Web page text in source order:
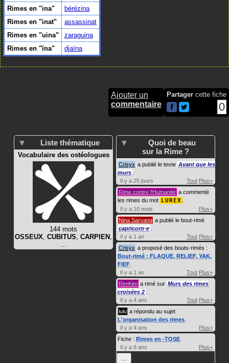
Rimes en "ina"
bérézina
Rimes en "inat"
assassinat
Rimes en "uina"
zaraguina
Rimes en "ïna"
djaïna
Ajouter un
commentaire
Partager cette fiche
0
Liste thématique
Vocabulaire des ostéologues
144 mots
OSSEUX, CUBITUS, CARPIEN ,
…
Quoi de beau
sur la Rime ?
Crisyx a publié le texte Avant que les
murs
Il y a 25 jours
Tout Plus+
Rime contre l'Humanité a commenté
les rimes du mot LUREX
Il y a 10 mois
Plus+
Nina Sarvang a publié le bout-rimé
capricorn·e
Il y a 1 an
Tout Plus+
Crisyx a proposé des bouts-rimés :
Bout-rimé : FLAQUE, RELIEF, YAK,
FIEF
Il y a 1 an
Tout Plus+
RimKim a rimé sur Murs des rimes
croisées 2
Il y a 4 ans
Tout Plus+
lulu a répondu au sujet
L'organisation des rimes
Il y a 4 ans
Plus+
Fiche : Rimes en -TOSE
Il y a 8 ans
Plus+
…